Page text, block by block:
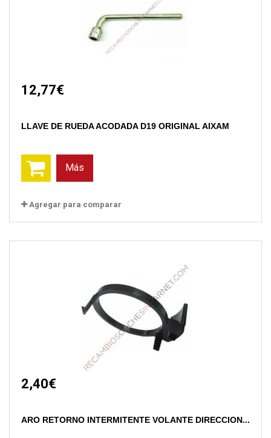
12,77€
LLAVE DE RUEDA ACODADA D19 ORIGINAL AIXAM
Más
Agregar para comparar
2,40€
ARO RETORNO INTERMITENTE VOLANTE DIRECCION...